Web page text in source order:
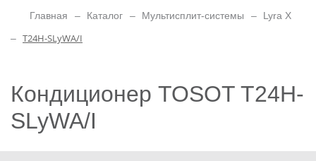
Главная Каталог Мультисплит-системы Lyra X
T24H-SLyWA/I
Кондиционер TOSOT T24H-
SLyWA/I